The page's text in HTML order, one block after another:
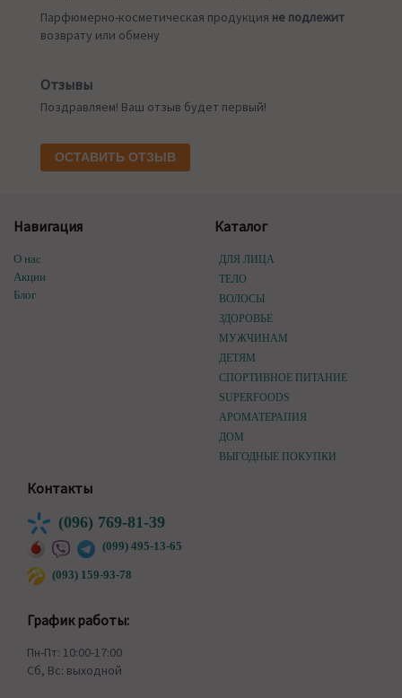
Парфюмерно-косметическая продукция не подлежит
возврату или обмену
Отзывы
Поздравляем! Ваш отзыв будет первый!
ОСТАВИТЬ ОТЗЫВ
Навигация
О нас
Акции
Блог
Каталог
ДЛЯ ЛИЦА
ТЕЛО
ВОЛОСЫ
ЗДОРОВЬЕ
МУЖЧИНАМ
ДЕТЯМ
СПОРТИВНОЕ ПИТАНИЕ
SUPERFOODS
АРОМАТЕРАПИЯ
ДОМ
ВЫГОДНЫЕ ПОКУПКИ
Контакты
(096) 769-81-39
(099) 495-13-65
(093) 159-93-78
График работы:
Пн-Пт: 10:00-17:00
Сб, Вс: выходной